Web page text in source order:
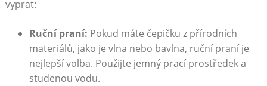
vyprat:
Ruční praní: Pokud máte čepičku z přírodních
materiálů, jako je vlna nebo bavlna, ruční praní je
nejlepší volba. Použijte jemný prací prostředek a
studenou vodu.